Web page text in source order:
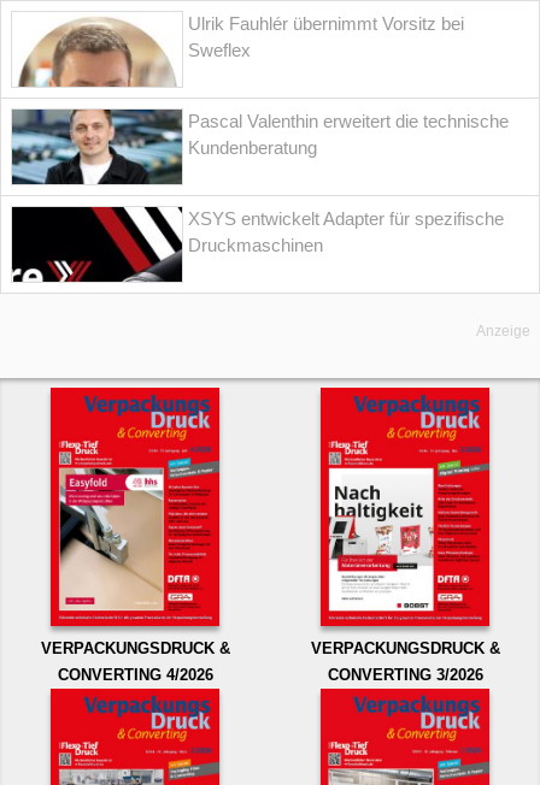
Ulrik Fauhlér übernimmt Vorsitz bei
Sweflex
Pascal Valenthin erweitert die technische
Kundenberatung
XSYS entwickelt Adapter für spezifische
Druckmaschinen
Anzeige
VERPACKUNGSDRUCK &
CONVERTING 4/2026
VERPACKUNGSDRUCK &
CONVERTING 3/2026